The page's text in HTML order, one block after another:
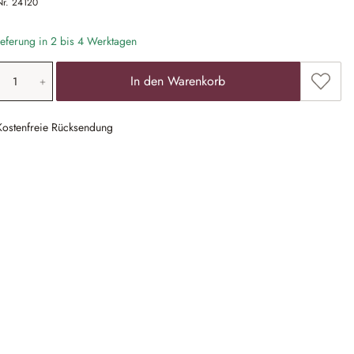
in 2 bis 4 Werktagen
Anzahl: Gib den gewünschten
In den Warenkorb Zum
Rücksendung